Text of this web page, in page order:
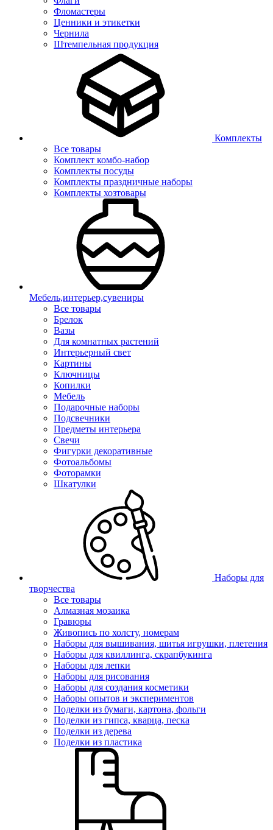
Фломастеры
Ценники и этикетки
Чернила
Штемпельная продукция
Комплекты
Все товары
Комплект комбо-набор
Комплекты посуды
Комплекты праздничные наборы
Комплекты хозтовары
Мебель,интерьер,сувениры
Все товары
Брелок
Вазы
Для комнатных растений
Интерьерный свет
Картины
Ключницы
Копилки
Мебель
Подарочные наборы
Подсвечники
Предметы интерьера
Свечи
Фигурки декоративные
Фотоальбомы
Фоторамки
Шкатулки
Наборы для
творчества
Все товары
Алмазная мозаика
Гравюры
Живопись по холсту, номерам
Наборы для вышивания, шитья игрушки, плетения
Наборы для квиллинга, скрапбукинга
Наборы для лепки
Наборы для рисования
Наборы для создания косметики
Наборы опытов и экспериментов
Поделки из бумаги, картона, фольги
Поделки из гипса, кварца, песка
Поделки из дерева
Поделки из пластика